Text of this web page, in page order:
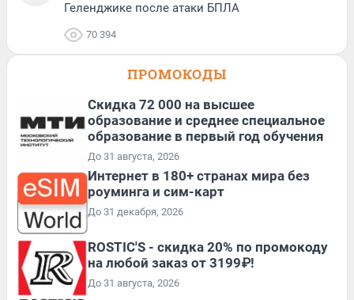
Геленджике после атаки БПЛА
70 394
ПРОМОКОДЫ
Скидка 72 000 на высшее
образование и среднее специальное
образование в первый год обучения
До 31 августа, 2026
Интернет в 180+ странах мира без
роуминга и сим-карт
До 31 декабря, 2026
ROSTIC'S - скидка 20% по промокоду
на любой заказ от 3199₽!
До 31 августа, 2026